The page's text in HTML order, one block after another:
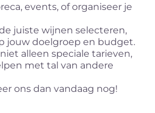
events, of organiseer je
juiste wijnen selecteren,
jouw doelgroep en budget.
alleen speciale tarieven,
met tal van andere
ons dan vandaag nog!